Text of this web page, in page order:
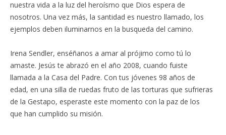
nuestra vida a la luz del heroísmo que Dios espera de
nosotros. Una vez más, la santidad es nuestro llamado, los
ejemplos deben iluminarnos en la busqueda del camino.
Irena Sendler, enséñanos a amar al prójimo como tú lo
amaste. Jesús te abrazó en el año 2008, cuando fuiste
llamada a la Casa del Padre. Con tus jóvenes 98 años de
edad, en una silla de ruedas fruto de las torturas que sufrieras
de la Gestapo, esperaste este momento con la paz de los
que han cumplido su misión.